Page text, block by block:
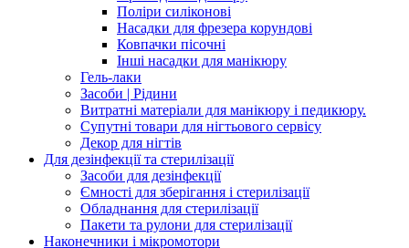
Поліри силіконові
Насадки для фрезера корундові
Ковпачки пісочні
Інші насадки для манікюру
Гель-лаки
Засоби | Рідини
Витратні матеріали для манікюру і педикюру.
Супутні товари для нігтьового сервісу
Декор для нігтів
Для дезінфекції та стерилізації
Засоби для дезінфекції
Ємності для зберігання і стерилізації
Обладнання для стерилізації
Пакети та рулони для стерилізації
Наконечники і мікромотори